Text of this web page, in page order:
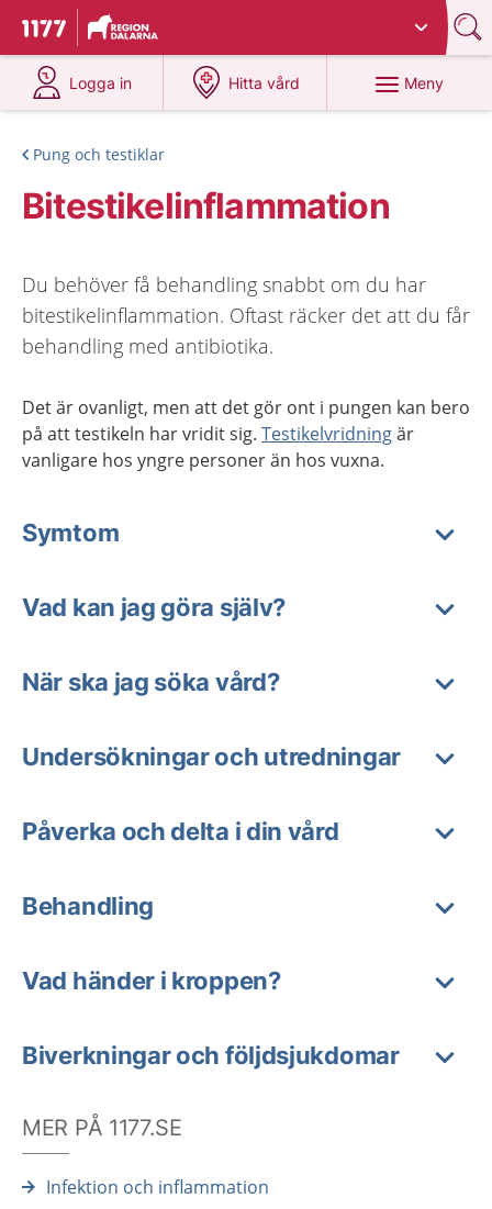
Till startsidan för 1177
Du har valt region
Logga in
på 1177.se
Hitta vård
på 1177.se
Meny
Pung och testiklar
Bitestikelinflammation
Du behöver få behandling snabbt om du har
bitestikelinflammation. Oftast räcker det att du får
behandling med antibiotika.
Det är ovanligt, men att det gör ont i pungen kan bero
på att testikeln har vridit sig. Testikelvridningär
vanligare hos yngre personer än hos vuxna.
Symtom
Vad kan jag göra själv?
När ska jag söka vård?
Undersökningar och utredningar
Påverka och delta i din vård
Behandling
Vad händer i kroppen?
Biverkningar och följdsjukdomar
MER PÅ 1177.SE
Infektion och inflammation